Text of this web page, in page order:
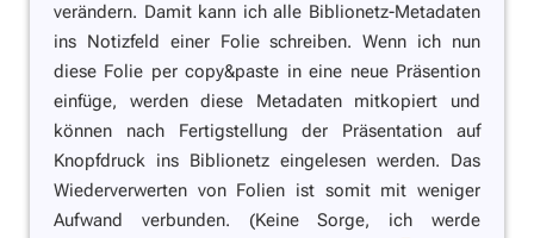
verändern. Damit kann ich alle Biblionetz-Metadaten
ins Notizfeld einer Folie schreiben. Wenn ich nun
diese Folie per copy&paste in eine neue Präsention
einfüge, werden diese Metadaten mitkopiert und
können nach Fertigstellung der Präsentation auf
Knopfdruck ins Biblionetz eingelesen werden. Das
Wiederverwerten von Folien ist somit mit weniger
Aufwand verbunden. (Keine Sorge, ich werde